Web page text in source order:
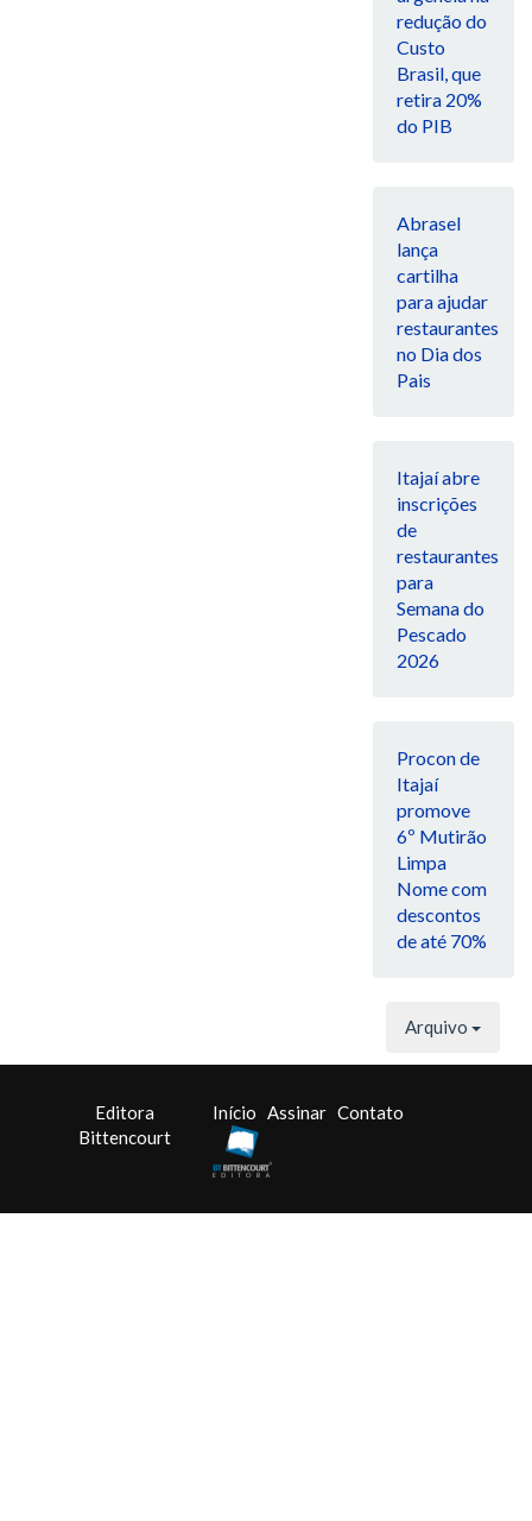
redução do
Custo
Brasil, que
retira 20%
do PIB
Abrasel
lança
cartilha
para ajudar
restaurantes
no Dia dos
Pais
Itajaí abre
inscrições
de
restaurantes
para
Semana do
Pescado
2026
Procon de
Itajaí
promove
6º Mutirão
Limpa
Nome com
descontos
de até 70%
Arquivo
Editora
Bittencourt
Início Assinar Contato